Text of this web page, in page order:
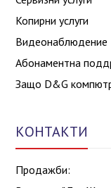
Копирни услуги
Видеонаблюдение
Абонаментна
Защо D&G
КОНТАКТИ
Продажби: